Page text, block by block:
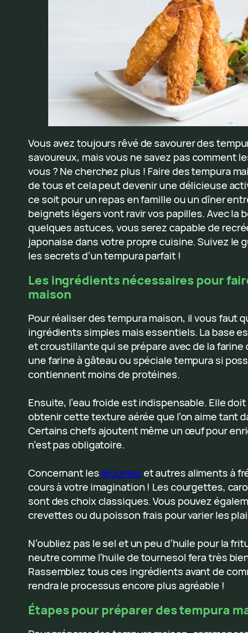
Vous avez toujours rêvé de savourer des
savoureux, mais vous ne savez pas comment
vous ? Ne cherchez plus ! Faire des tempura
de tous et cela peut devenir une délicieuse
ce soit pour un repas en famille ou un dîner
beignets légers vont ravir vos papilles. Avec la
quelques astuces, vous serez capable de
japonaise dans votre propre cuisine. Suivez le
les secrets d’un tempura parfait !
Les ingrédients nécessaires pour
maison
Pour réaliser des tempura maison, il vous faut
ingrédients simples mais essentiels. La base
et croustillante qui se prépare avec de la farine
une farine à gâteau ou spéciale tempura si
contiennent moins de protéines.
Ensuite, l’eau froide est indispensable. Elle
obtenir cette texture aérée que l’on aime tant
Certains chefs ajoutent même un œuf pour
n’est pas obligatoire.
Concernant les légumeset autres aliments à
cours à votre imagination ! Les courgettes,
sont des choix classiques. Vous pouvez
crevettes ou du poisson frais pour varier les
N’oubliez pas le sel et un peu d’huile pour la
neutre comme l’huile de tournesol fera très
Rassemblez tous ces ingrédients avant de
rendra le processus encore plus agréable !
Étapes pour préparer des tempura